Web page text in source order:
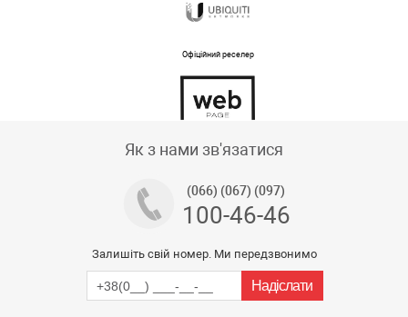
Офіційний реселер
Як з нами зв'язатися
(066) (067) (097)
100-46-46
Залишіть свій номер. Ми передзвонимо